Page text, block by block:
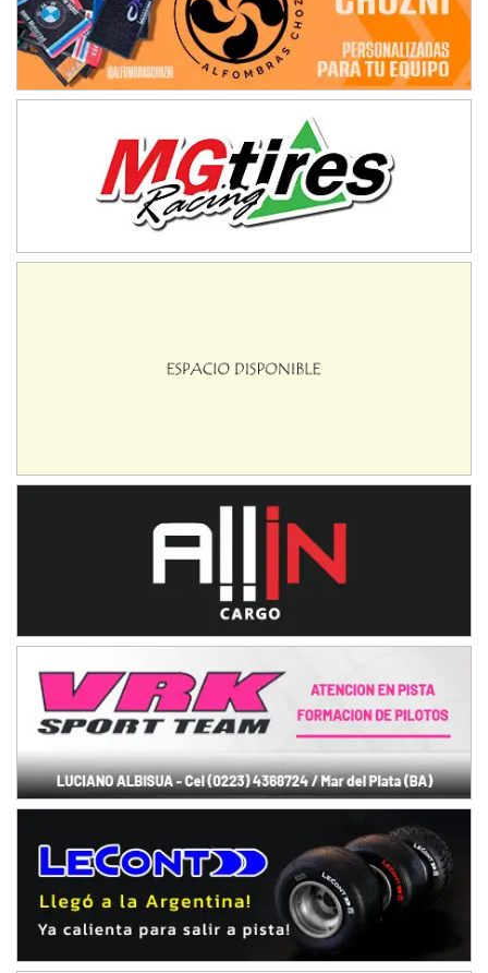
Victoria (Entre Ríos)
PATAGONICO - F6
Moto Club Reginense (Tierra)
Gral. E. Godoy (Río Negro)
Juventud Unida (Tierra)
Humboldt (Santa Fe)
NORESTE SANTAFESINO - F6
Avellaneda (Santa Fe)